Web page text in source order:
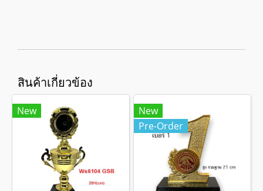
สินค้าเกี่ยวข้อง
New
New
Pre-Order